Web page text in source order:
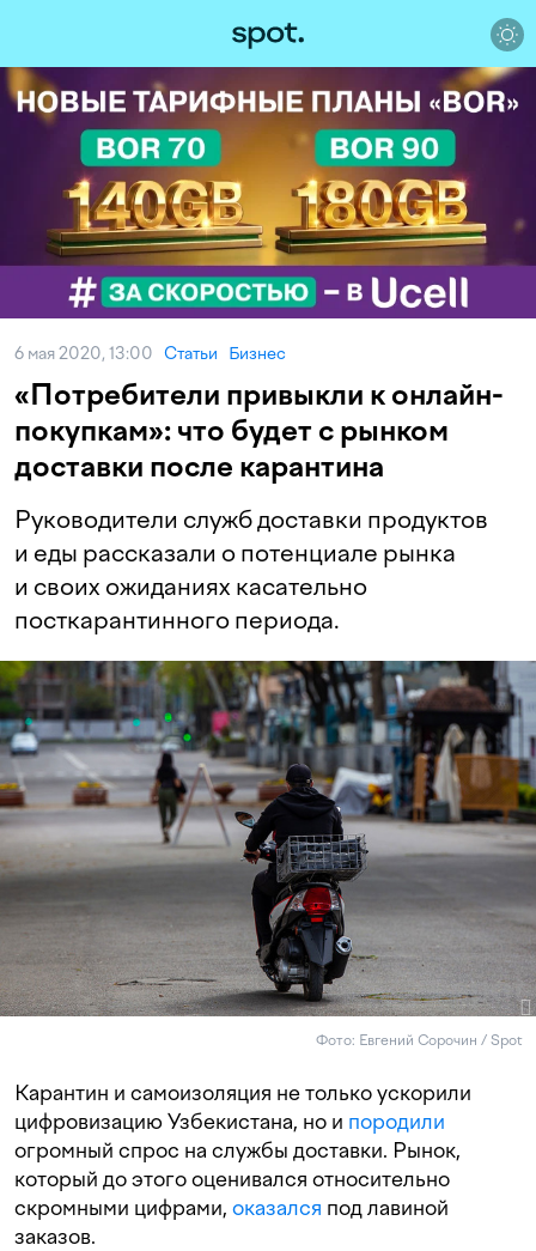
6 мая 2020, 13:00 Статьи Бизнес
«Потребители привыкли к онлайн-
покупкам»: что будет с рынком
доставки после карантина
Руководители служб доставки продуктов
и еды рассказали о потенциале рынка
и своих ожиданиях касательно
посткарантинного периода.
Фото: Евгений Сорочин / Spot
Карантин и самоизоляция не только ускорили
цифровизацию Узбекистана, но и породили
огромный спрос на службы доставки. Рынок,
который до этого оценивался относительно
скромными цифрами, оказался под лавиной
заказов.